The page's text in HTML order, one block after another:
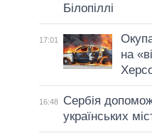
Білопіллі
17:01
на
16:48
Сербія
українських